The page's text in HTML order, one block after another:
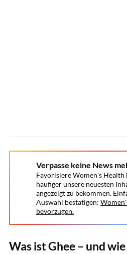
Verpasse keine News
Favorisiere Women's Health
häufiger unsere neuesten
angezeigt zu bekommen.
Auswahl bestätigen:
bevorzugen.
Was ist Ghee – und